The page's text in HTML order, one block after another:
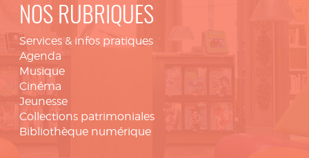
NOS RUBRIQUES
Services & infos pratiques
Agenda
Musique
Cinéma
Jeunesse
Collections patrimoniales
Bibliothèque numérique